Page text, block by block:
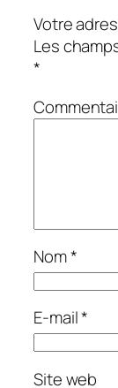
Votre
Les
*
Nom*
E-mail*
Site web